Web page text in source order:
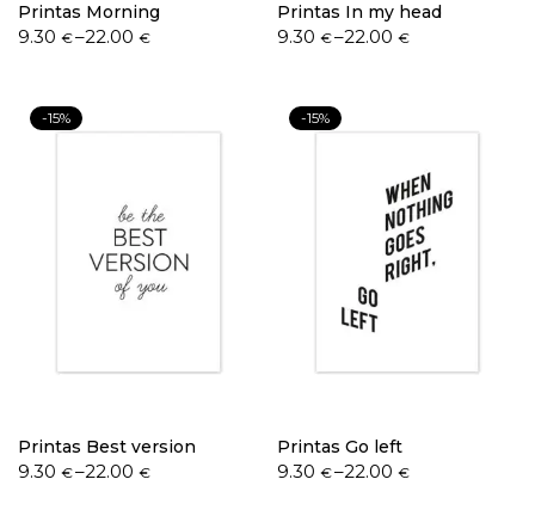
Printas Morning
9.30 €–22.00€
Printas In my head
9.30 €–22.00 €
-15%
Printas Best version
9.30 €–22.00€
-15%
Printas Go left
9.30 €–22.00 €